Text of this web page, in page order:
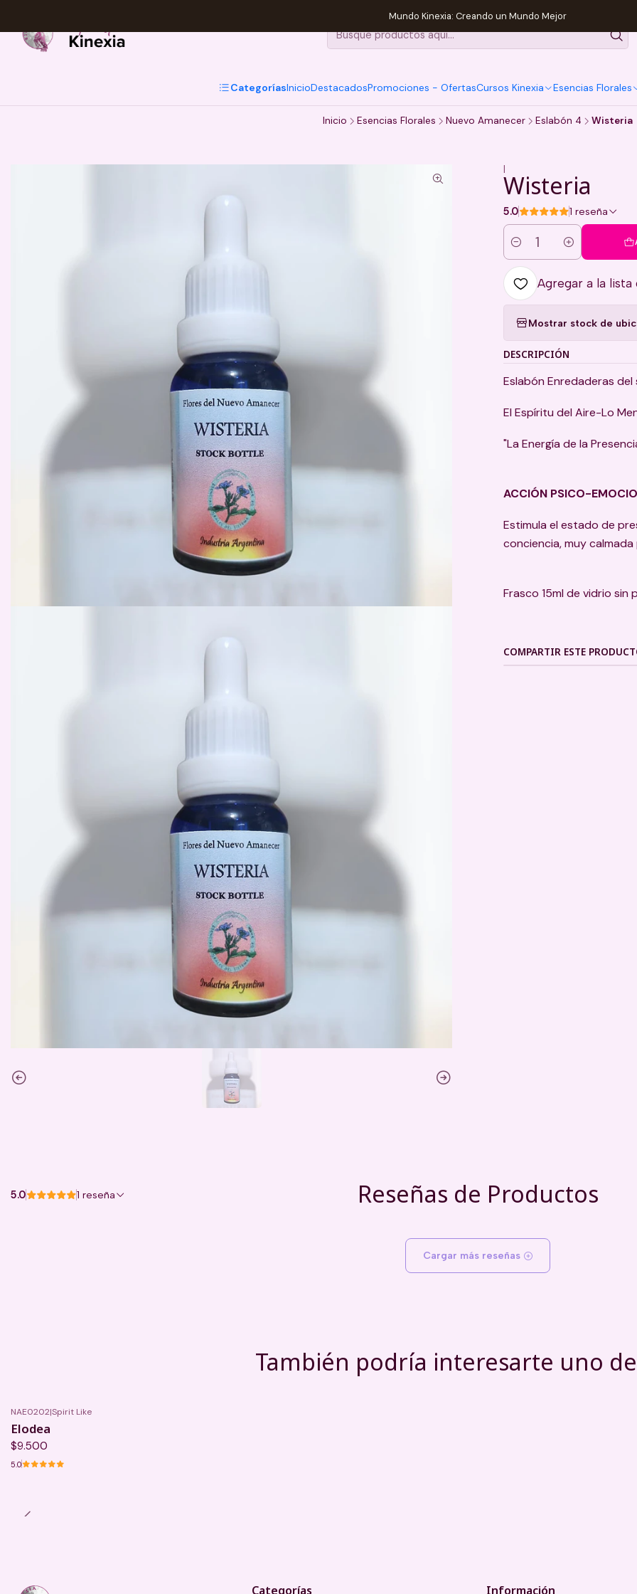
CategoríasInicioDestacadosPromociones - OfertasCursos Kinexia Esencias Florales
Mundo Kinexia: Creando un Mundo Mejor
Inicio Esencias Florales Nuevo Amanecer Eslabón 4 Wisteria
|
Wisteria
5.0 1 reseña
Cantidad
Agregar a la
Mostrar stock de
DESCRIPCIÓN
Eslabón Enredaderas
El Espíritu del Aire-Lo
"La Energía de la
ACCIÓN PSICO-
Estimula el estado de
conciencia, muy
Frasco 15ml de vidrio
COMPARTIR ESTE
Reseñas de Productos
5.0 1 reseña
Cargar más reseñas
También podría interesarte uno
NAE0202|Spirit Like
Elodea
$9.500
5.0
Categorías Información